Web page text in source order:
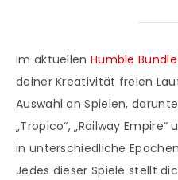
Im aktuellen Humble Bundle
deiner Kreativität freien
Auswahl an Spielen,
„Tropico“, „Railway Empire“
in unterschiedliche
Jedes dieser Spiele stellt